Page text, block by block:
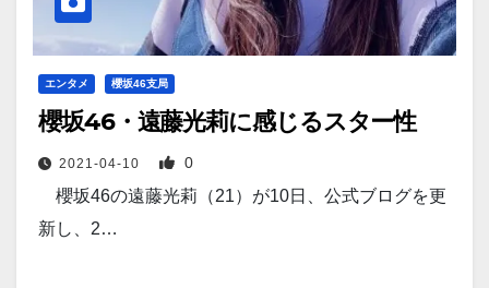
エンタメ 櫻坂46支局
櫻坂46・遠藤光莉に感じるスター性
2021-04-10 0
櫻坂46の遠藤光莉（21）が10日、公式ブログを更
新し、2…